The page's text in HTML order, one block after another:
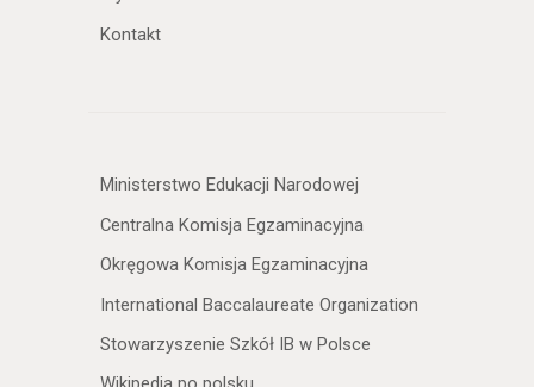
Kontakt
Ministerstwo Edukacji Narodowej
Centralna Komisja Egzaminacyjna
Okręgowa Komisja Egzaminacyjna
International Baccalaureate Organization
Stowarzyszenie Szkół IB w Polsce